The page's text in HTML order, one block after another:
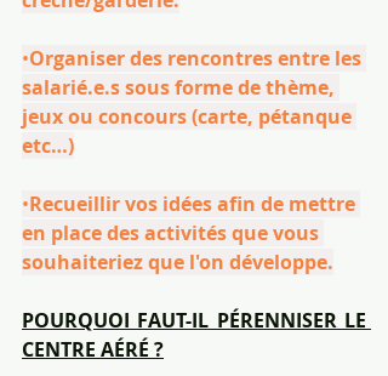
•Organiser des rencontres entre les
salarié.e.s sous forme de thème,
jeux ou concours (carte, pétanque
etc…)
•Recueillir vos idées afin de mettre
en place des activités que vous
souhaiteriez que l'on développe.
POURQUOI FAUT-IL PÉRENNISER LE
CENTRE AÉRÉ ?